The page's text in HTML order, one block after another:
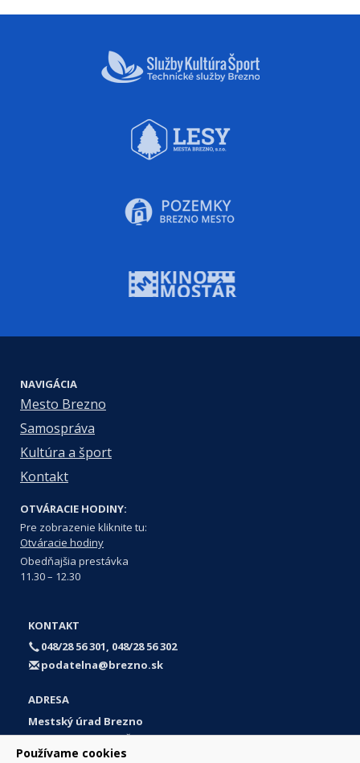
Používame cookies
NAVIGÁCIA
Mesto Brezno
Samospráva
Kultúra a šport
Kontakt
OTVÁRACIE HODINY:
Pre zobrazenie kliknite tu:
Otváracie hodiny
Obedňajšia prestávka
11.30 – 12.30
KONTAKT
048/28 56 301, 048/28 56 302
podatelna@brezno.sk
ADRESA
Mestský úrad Brezno
Námestie gen. M. R. Štefánika 1
977 01 Brezno